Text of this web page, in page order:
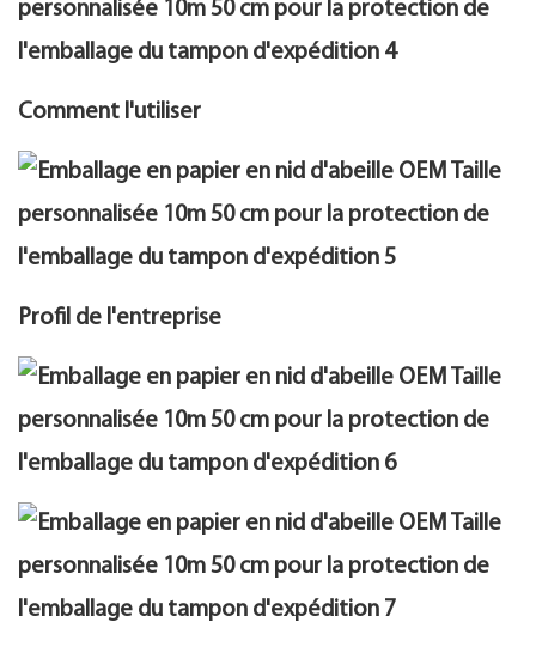
Comment l'utiliser
Profil de l'entreprise